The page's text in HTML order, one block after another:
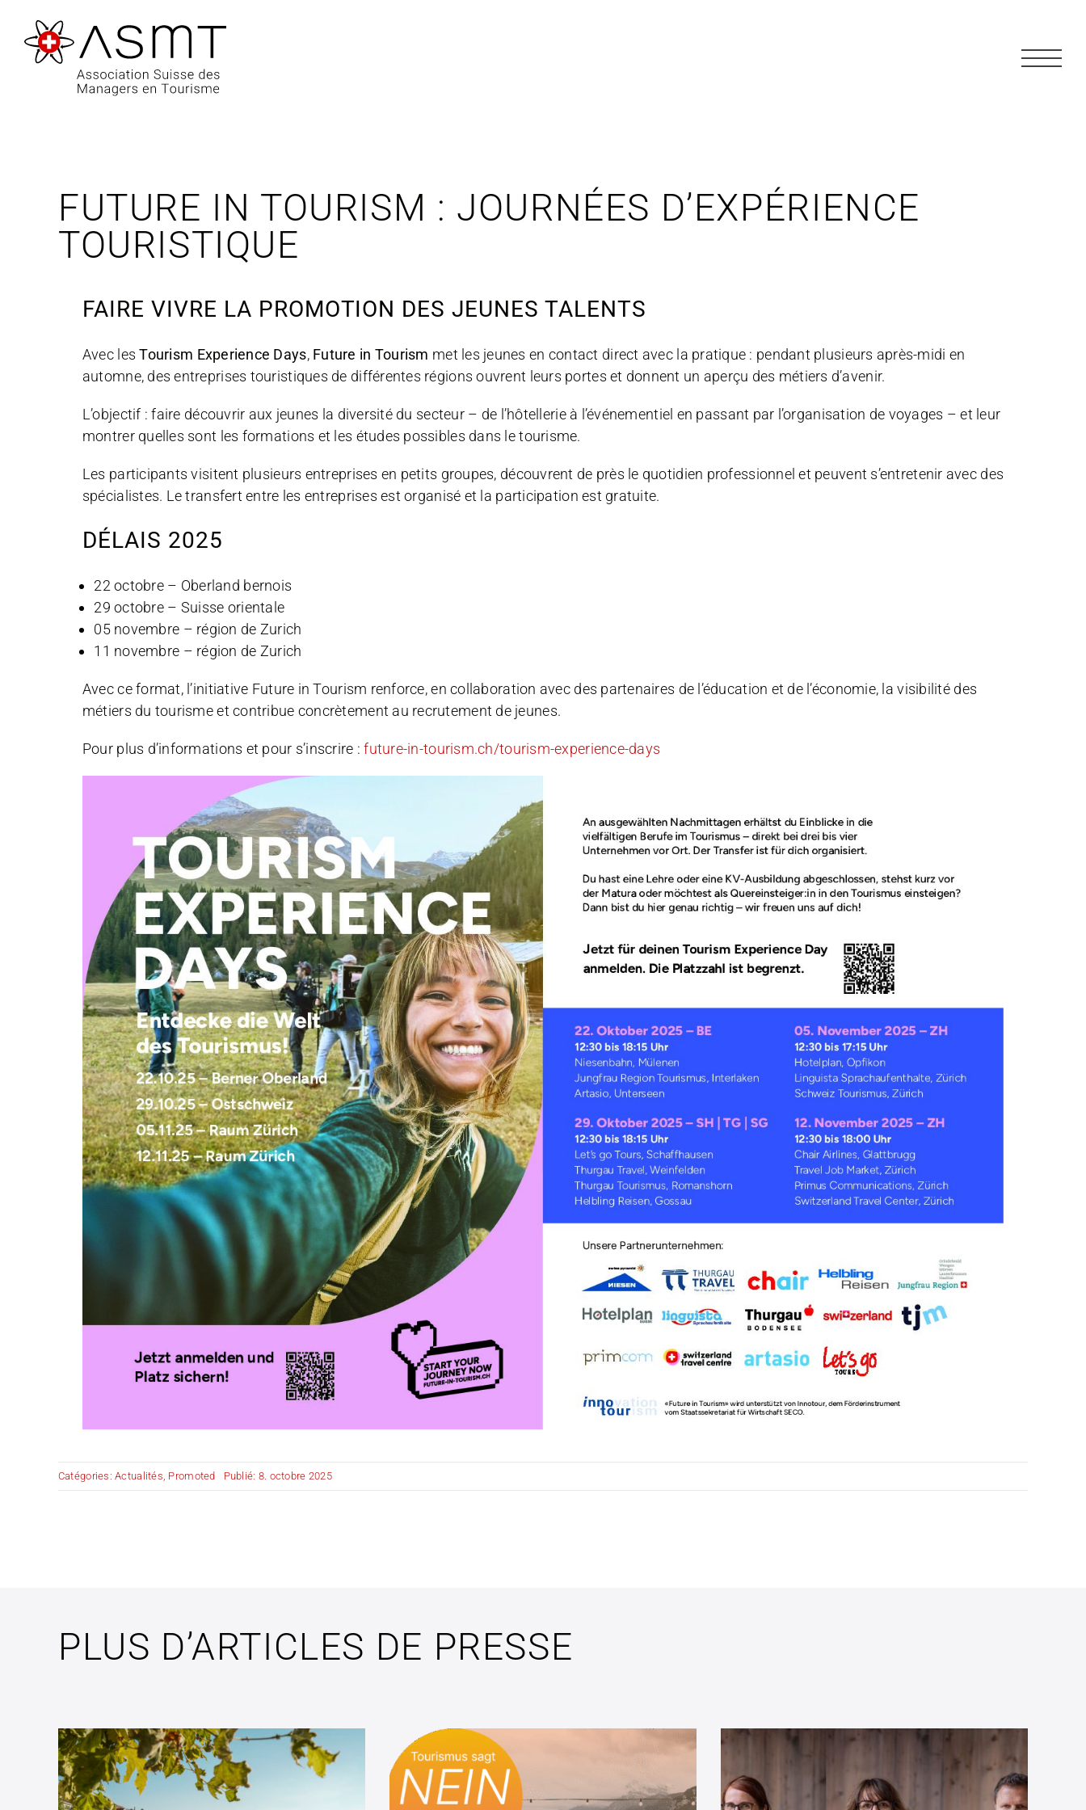
contenu
FUTURE IN TOURISM : JOURNÉES D’EXPÉRIENCE
TOURISTIQUE
FAIRE VIVRE LA PROMOTION DES JEUNES TALENTS
Avec lesTourism Experience Days, Future in Tourism met les jeunes en contact direct avec la pratique : pendant plusieurs après-midi en
automne, des entreprises touristiques de différentes régions ouvrent leurs portes et donnent un aperçu des métiers d’avenir.
L’objectif : faire découvrir aux jeunes la diversité du secteur – de l’hôtellerie à l’événementiel en passant par l’organisation de voyages – et leur
montrer quelles sont les formations et les études possibles dans le tourisme.
Les participants visitent plusieurs entreprises en petits groupes, découvrent de près le quotidien professionnel et peuvent s’entretenir avec des
spécialistes. Le transfert entre les entreprises est organisé et la participation est gratuite.
DÉLAIS 2025
22 octobre – Oberland bernois
29 octobre – Suisse orientale
05 novembre – région de Zurich
11 novembre – région de Zurich
Avec ce format, l’initiative Future in Tourism renforce, en collaboration avec des partenaires de l’éducation et de l’économie, la visibilité des
métiers du tourisme et contribue concrètement au recrutement de jeunes.
Pour plus d’informations et pour s’inscrire :future-in-tourism.ch/tourism-experience-days
Catégories:Actualités, Promoted Publié: 8. octobre 2025
PLUS D’ARTICLES DE PRESSE